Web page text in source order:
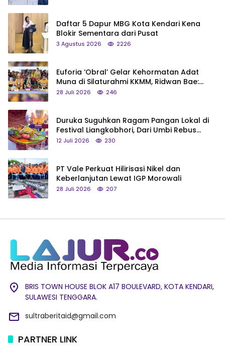
Daftar 5 Dapur MBG Kota Kendari Kena
Blokir Sementara dari Pusat
3 Agustus 2026 2226
Euforia ‘Obral’ Gelar Kehormatan Adat
Muna di Silaturahmi KKMM, Ridwan Bae:
Saya Bukan Tipe Begitu, Belum Pantas!
28 Juli 2026 246
Duruka Suguhkan Ragam Pangan Lokal di
Festival Liangkobhori, Dari Umbi Rebus
hingga Tumpeng Beras Muna
12 Juli 2026 230
PT Vale Perkuat Hilirisasi Nikel dan
Keberlanjutan Lewat IGP Morowali
28 Juli 2026 207
BRIS TOWN HOUSE BLOK A17 BOULEVARD, KOTA KENDARI,
SULAWESI TENGGARA.
sultraberitaid@gmail.com
PARTNER LINK